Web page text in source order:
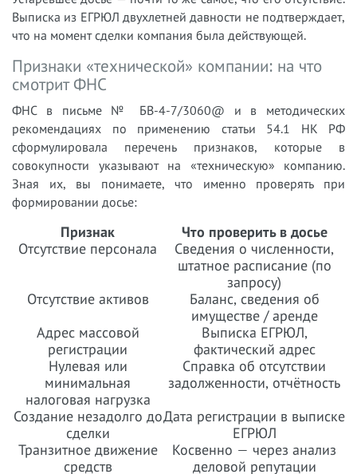
Выписка из ЕГРЮЛ двухлетней давности не подтверждает,
что на момент сделки компания была действующей.
Признаки «технической» компании: на что
смотрит ФНС
ФНС в письме № БВ-4-7/3060@ и в методических
рекомендациях по применению статьи 54.1 НК РФ
сформулировала перечень признаков, которые в
совокупности указывают на «техническую» компанию.
Зная их, вы понимаете, что именно проверять при
формировании досье:
Признак
Что проверить в досье
Отсутствие персонала
Сведения о численности,
штатное расписание (по
запросу)
Отсутствие активов
Баланс, сведения об
имуществе / аренде
Адрес массовой
регистрации
Выписка ЕГРЮЛ,
фактический адрес
Нулевая или
минимальная
налоговая нагрузка
Справка об отсутствии
задолженности, отчётность
Создание незадолго до
сделки
Дата регистрации в выписке
ЕГРЮЛ
Транзитное движение
средств
Косвенно — через анализ
деловой репутации